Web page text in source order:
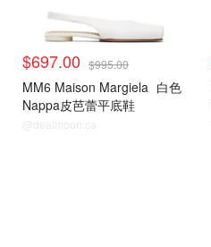
$697.00 $995.00
MM6 Maison Margiela 白色
Nappa皮芭蕾平底鞋
@dealmoon.ca